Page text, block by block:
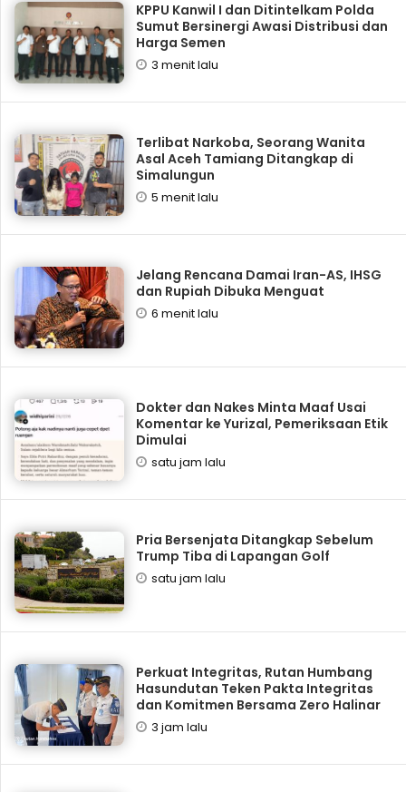
KPPU Kanwil I dan Ditintelkam Polda
Sumut Bersinergi Awasi Distribusi dan
Harga Semen
3 menit lalu
Terlibat Narkoba, Seorang Wanita
Asal Aceh Tamiang Ditangkap di
Simalungun
5 menit lalu
Jelang Rencana Damai Iran-AS, IHSG
dan Rupiah Dibuka Menguat
6 menit lalu
Dokter dan Nakes Minta Maaf Usai
Komentar ke Yurizal, Pemeriksaan Etik
Dimulai
satu jam lalu
Pria Bersenjata Ditangkap Sebelum
Trump Tiba di Lapangan Golf
satu jam lalu
Perkuat Integritas, Rutan Humbang
Hasundutan Teken Pakta Integritas
dan Komitmen Bersama Zero Halinar
3 jam lalu